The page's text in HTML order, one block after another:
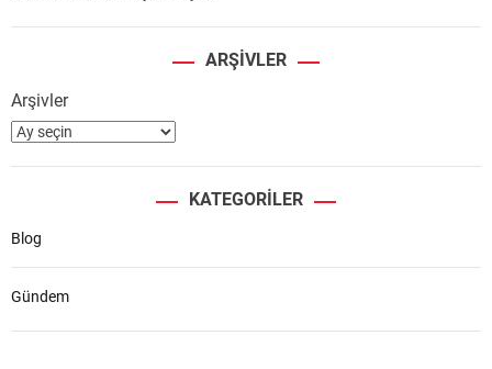
ARŞIVLER
Arşivler
KATEGORILER
Blog
Gündem